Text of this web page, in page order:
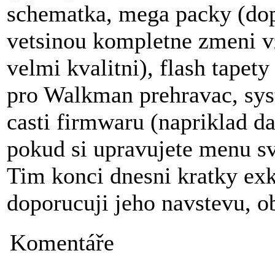
schematka, mega packy
vetsinou kompletne zmeni
velmi kvalitni), flash tapety
pro Walkman prehravac,
casti firmwaru (napriklad
pokud si upravujete menu
Tim konci dnesni kratky
doporucuji jeho navstevu,
Komentáře